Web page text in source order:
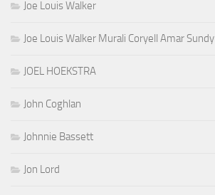
Joe Louis Walker
Joe Louis Walker Murali Coryell Amar Sundy
JOEL HOEKSTRA
John Coghlan
Johnnie Bassett
Jon Lord